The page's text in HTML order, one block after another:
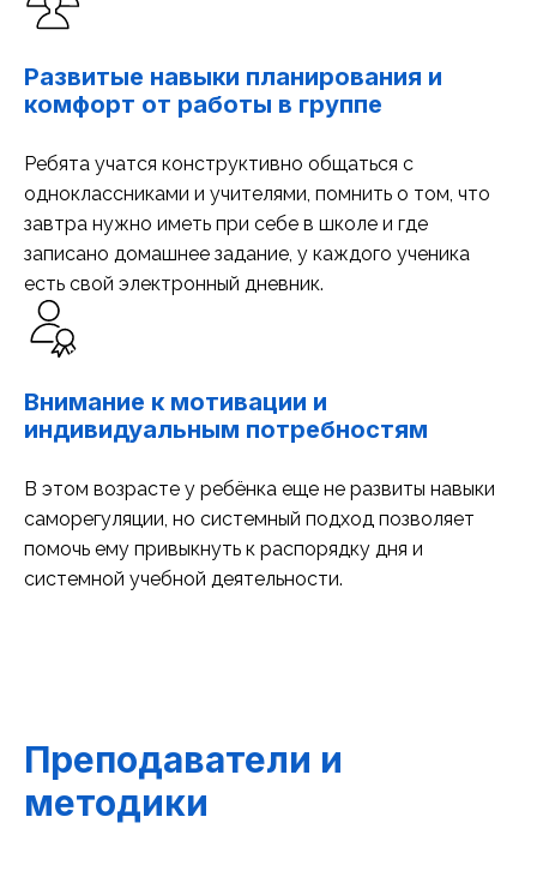
Развитые навыки планирования и
комфорт от работы в группе
Ребята учатся конструктивно общаться с
одноклассниками и учителями, помнить о том, что
завтра нужно иметь при себе в школе и где
записано домашнее задание, у каждого ученика
есть свой электронный дневник.
Внимание к мотивации и
индивидуальным потребностям
В этом возрасте у ребёнка еще не развиты навыки
саморегуляции, но системный подход позволяет
помочь ему привыкнуть к распорядку дня и
системной учебной деятельности.
Преподаватели и
методики